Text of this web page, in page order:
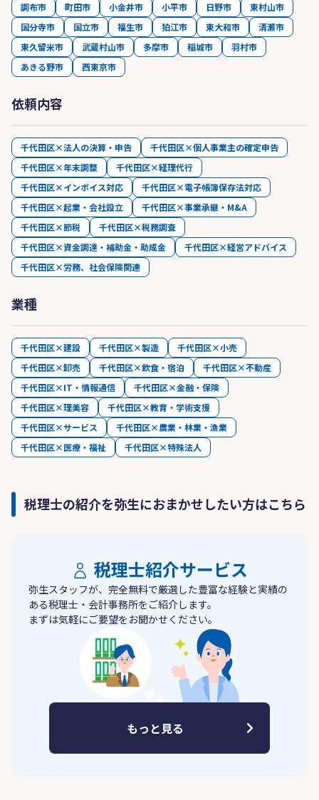
調布市
町田市 小金井市 小平市 日野市
東村山市
国分寺市
国立市 福生市 狛江市 東大和市
清瀬市
東久留米市
武蔵村山市 多摩市 稲城市
羽村市
あきる野市
西東京市
依頼内容
千代田区×法人の決算・申告
千代田区×個人事業主の確定申告
千代田区×年末調整
千代田区×経理代行
千代田区×インボイス対応
千代田区×電子帳簿保存法対応
千代田区×起業・会社設立
千代田区×事業承継・M&A
千代田区×節税
千代田区×税務調査
千代田区×資金調達・補助金・助成金
千代田区×経営アドバイス
千代田区×労務、社会保険関連
業種
千代田区×建設 千代田区×製造
千代田区×小売
千代田区×卸売
千代田区×飲食・宿泊
千代田区×不動産
千代田区×IT・情報通信
千代田区×金融・保険
千代田区×理美容
千代田区×教育・学術支援
千代田区×サービス
千代田区×農業・林業・漁業
千代田区×医療・福祉
千代田区×特殊法人
税理士の紹介を弥生におまかせしたい方はこちら
税理士紹介サービス
弥生スタッフが、完全無料で厳選した豊富な経験と実績の
ある税理士・会計事務所をご紹介します。
まずは気軽にご要望をお聞かせください。
もっと見る